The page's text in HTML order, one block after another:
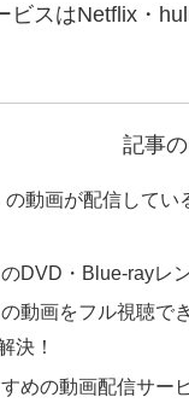
ビスはNetflix・
記事
の動画が配信して
DVD・Blue-rayレ
動画をフル視聴
決！
めの動画配信サー